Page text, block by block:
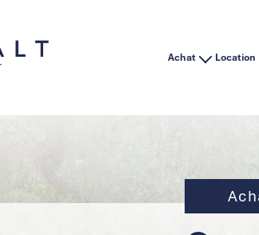
Achat Location